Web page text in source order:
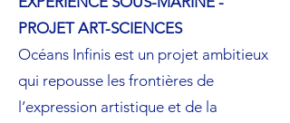
PROJET ART-SCIENCES
Océans Infinis est un projet ambitieux
qui repousse les frontières de
l’expression artistique et de la